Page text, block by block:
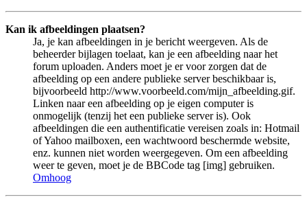
Kan ik afbeeldingen plaatsen?
Ja, je kan afbeeldingen in je bericht weergeven. Als de
beheerder bijlagen toelaat, kan je een afbeelding naar het
forum uploaden. Anders moet je er voor zorgen dat de
afbeelding op een andere publieke server beschikbaar is,
bijvoorbeeld http://www.voorbeeld.com/mijn_afbeelding.gif.
Linken naar een afbeelding op je eigen computer is
onmogelijk (tenzij het een publieke server is). Ook
afbeeldingen die een authentificatie vereisen zoals in: Hotmail
of Yahoo mailboxen, een wachtwoord beschermde website,
enz. kunnen niet worden weergegeven. Om een afbeelding
weer te geven, moet je de BBCode tag [img] gebruiken.
Omhoog